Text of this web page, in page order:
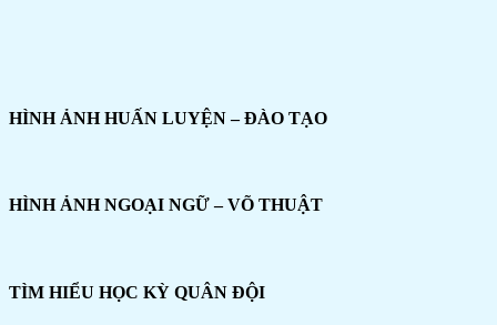
HÌNH ẢNH HUẤN LUYỆN – ĐÀO TẠO
HÌNH ẢNH NGOẠI NGỮ – VÕ THUẬT
TÌM HIỂU HỌC KỲ QUÂN ĐỘI